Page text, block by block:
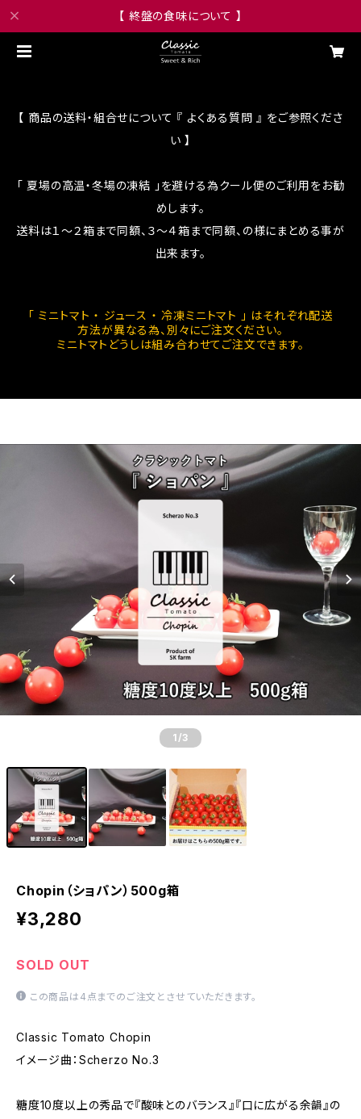
【 終盤の食味について 】
【 商品の送料・組合せについて 『 よくある質問 』 をご参照くださ
い 】
「 夏場の高温・冬場の凍結 」を避ける為クール便のご利用をお勧
めします。
送料は１～２箱まで同額、３～４箱まで同額、の様にまとめる事が
出来ます。
「 ミニトマト ・ ジュース ・ 冷凍ミニトマト 」 はそれぞれ配送
方法が異なる為、別々にご注文ください。
ミニトマトどうしは組み合わせてご注文できます。
1 /3
Chopin（ショパン）500g箱
¥3,280
SOLD OUT
この商品は4点までのご注文とさせていただきます。
Classic Tomato Chopin
イメージ曲：Scherzo No.3
糖度10度以上の秀品で『酸味とのバランス』『口に広がる余韻』の